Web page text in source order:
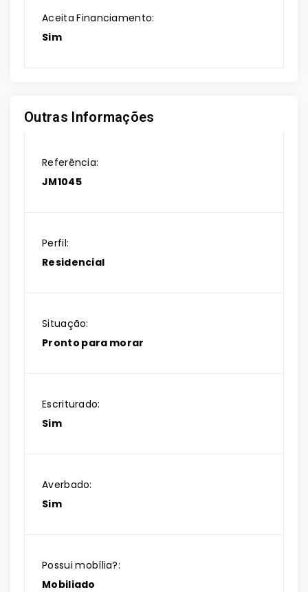
Aceita Financiamento:
Sim
Outras Informações
Referência:
JM1045
Perfil:
Residencial
Situação:
Pronto para morar
Escriturado:
Sim
Averbado:
Sim
Possui mobília?:
Mobiliado